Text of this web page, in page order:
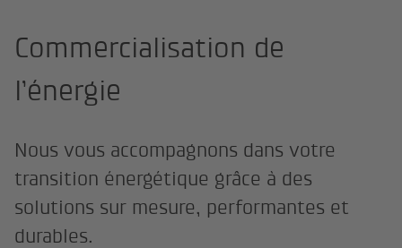
Commercialisation de
l’énergie
Nous vous accompagnons dans votre
transition énergétique grâce à des
solutions sur mesure, performantes et
durables.